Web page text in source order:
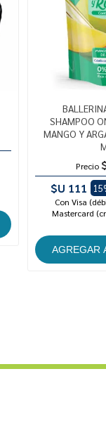
SHAMPOO
MANGO Y
Precio
$U 111
Con Visa
Mastercard